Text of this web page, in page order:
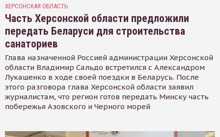
ХЕРСОНСКАЯ ОБЛАСТЬ
Часть Херсонской области предложили
передать Беларуси для строительства
санаториев
Глава назначенной Россией администрации Херсонской
области Владимир Сальдо встретился с Александром
Лукашенко в ходе своей поездки в Беларусь. После
этого разговора глава Херсонской области заявил
журналистам, что регион готов передать Минску часть
побережья Азовского и Черного морей